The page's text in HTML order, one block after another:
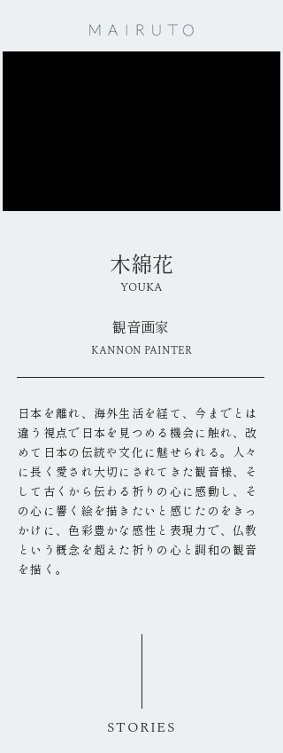
木綿花
YOUKA
観音画家
KANNON PAINTER
日本を離れ、海外生活を経て、今までとは
違う視点で日本を見つめる機会に触れ、改
めて日本の伝統や文化に魅せられる。人々
に長く愛され大切にされてきた観音様、そ
して古くから伝わる祈りの心に感動し、そ
の心に響く絵を描きたいと感じたのをきっ
かけに、色彩豊かな感性と表現力で、仏教
という概念を超えた祈りの心と調和の観音
を描く。
STORIES